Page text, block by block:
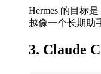
Hermes 的目标
越像一个长期助
3. Claude